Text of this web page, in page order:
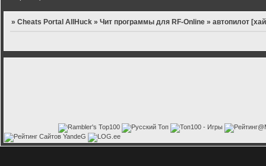
»Cheats Portal AllHuck »Чит программы для RF-Online »автопилот